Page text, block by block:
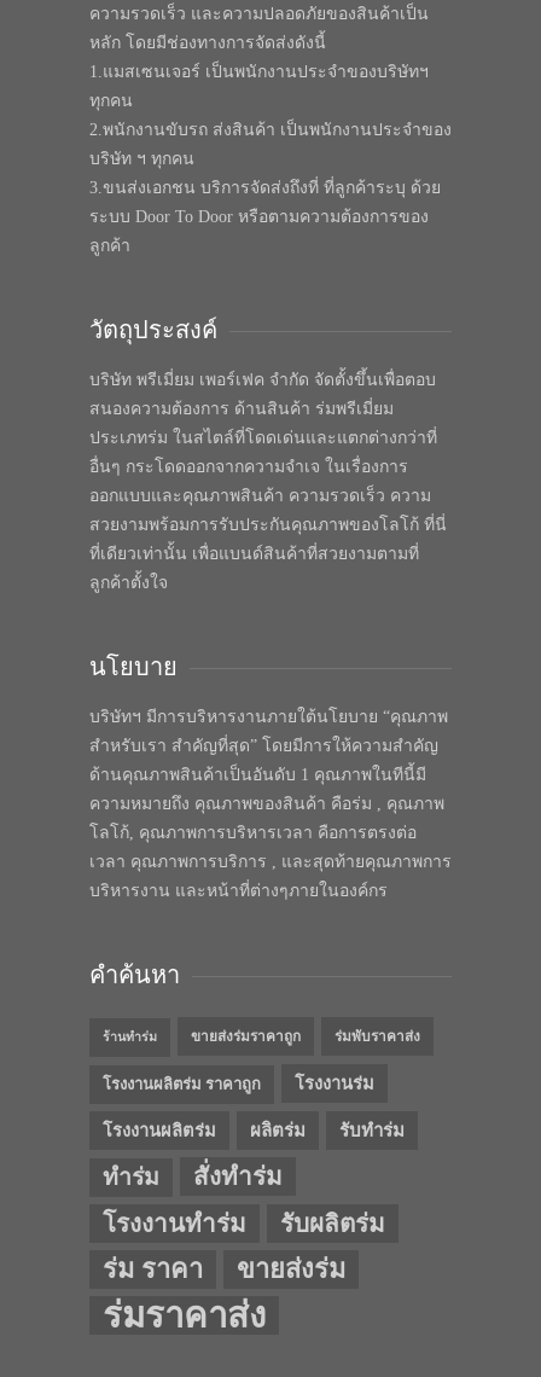
ความรวดเร็ว และความปลอดภัยของสินค้าเป็น
หลัก โดยมีช่องทางการจัดส่งดังนี้
1.แมสเซนเจอร์ เป็นพนักงานประจำของบริษัทฯ
ทุกคน
2.พนักงานขับรถ ส่งสินค้า เป็นพนักงานประจำของ
บริษัท ฯ ทุกคน
3.ขนส่งเอกชน บริการจัดส่งถึงที่ ที่ลูกค้าระบุ ด้วย
ระบบ Door To Door หรือตามความต้องการของ
ลูกค้า
วัตถุประสงค์
บริษัท พรีเมี่ยม เพอร์เฟค จำกัด จัดตั้งขึ้นเพื่อตอบ
สนองความต้องการ ด้านสินค้า ร่มพรีเมี่ยม
ประเภทร่ม ในสไตล์ที่โดดเด่นและแตกต่างกว่าที่
อื่นๆ กระโดดออกจากความจำเจ ในเรื่องการ
ออกแบบและคุณภาพสินค้า ความรวดเร็ว ความ
สวยงามพร้อมการรับประกันคุณภาพของโลโก้ ที่นี่
ที่เดียวเท่านั้น เพื่อแบนด์สินค้าที่สวยงามตามที่
ลูกค้าตั้งใจ
นโยบาย
บริษัทฯ มีการบริหารงานภายใต้นโยบาย “คุณภาพ
สำหรับเรา สำคัญที่สุด” โดยมีการให้ความสำคัญ
ด้านคุณภาพสินค้าเป็นอันดับ 1 คุณภาพในทีนี้มี
ความหมายถึง คุณภาพของสินค้า คือร่ม , คุณภาพ
โลโก้, คุณภาพการบริหารเวลา คือการตรงต่อ
เวลา คุณภาพการบริการ , และสุดท้ายคุณภาพการ
บริหารงาน และหน้าที่ต่างๆภายในองค์กร
คำค้นหา
ร้านทำร่ม ขายส่งร่มราคาถูก ร่มพับราคาส่ง
โรงงานผลิตร่ม ราคาถูก โรงงานร่ม
โรงงานผลิตร่ม ผลิตร่ม รับทำร่ม
ทำร่ม
สั่งทำร่ม
โรงงานทำร่ม
รับผลิตร่ม
ร่ม ราคา ขายส่งร่ม
ร่มราคาส่ง